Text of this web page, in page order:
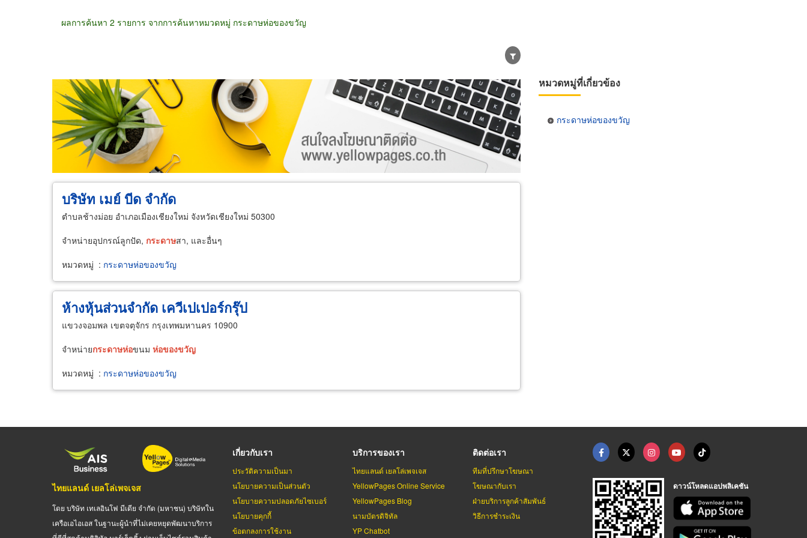
ผลการค้นหา 2 รายการ จากการค้นหาหมวดหมู่ กระดาษห่อของขวัญ
ขายส่ง ขายปลีก ผู้ผลิต ตัวแทนจัดจำหน่าย ผู้ส่งออก/นำเข้า ธุรกิจบริการ
บริษัท เมย์ บีด จำกัด
ตำบลช้างม่อย อำเภอเมืองเชียงใหม่ จังหวัดเชียงใหม่ 50300
จำหน่ายอุปกรณ์ลูกปัด, กระดาษสา, และอื่นๆ
หมวดหมู่ : กระดาษห่อของขวัญ
ห้างหุ้นส่วนจำกัด เควีเปเปอร์กรุ๊ป
แขวงจอมพล เขตจตุจักร กรุงเทพมหานคร 10900
จำหน่ายกระดาษห่อขนม ห่อของขวัญ
หมวดหมู่ : กระดาษห่อของขวัญ
หมวดหมู่ที่เกี่ยวข้อง
กระดาษห่อของขวัญ
ไทยแลนด์ เยลโล่เพจเจส
โดย บริษัท เทเลอินโฟ มีเดีย จำกัด (มหาชน) บริษัทใน
เครือเอไอเอส ในฐานะผู้นำที่ไม่เคยหยุดพัฒนาบริการ
เกี่ยวกับเรา
ประวัติความเป็นมา
นโยบายความเป็นส่วนตัว
นโยบายความปลอดภัยไซเบอร์
นโยบายคุกกี้
ข้อตกลงการใช้งาน
บริการของเรา
ไทยแลนด์ เยลโล่เพจเจส
YellowPages Online Service
YellowPages Blog
นามบัตรดิจิทัล
YP Chatbot
ติดต่อเรา
ทีมที่ปรึกษาโฆษณา
โฆษณากับเรา
ฝ่ายบริการลูกค้าสัมพันธ์
วิธีการชำระเงิน
ดาวน์โหลดแอปพลิเคชัน